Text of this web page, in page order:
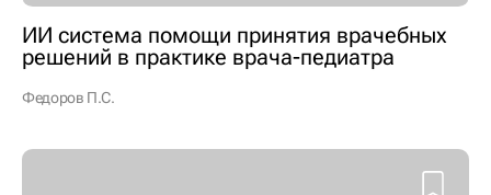
ИИ система помощи принятия врачебных
решений в практике врача-педиатра
Федоров П.С.